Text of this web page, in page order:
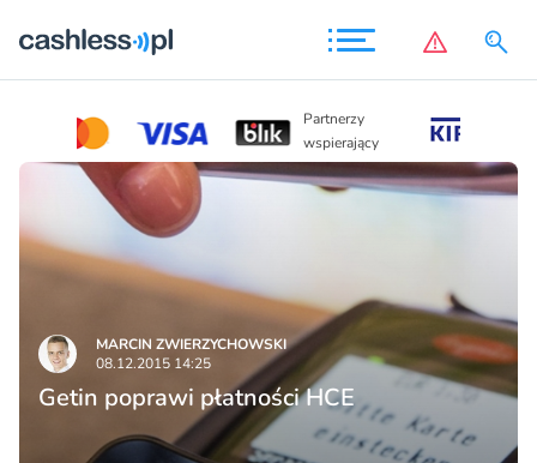
Partnerzy
wspierający
MARCIN ZWIERZYCHOWSKI
08.12.2015 14:25
Getin poprawi płatności HCE